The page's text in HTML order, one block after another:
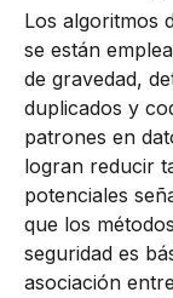
Los algoritmos
se están
de gravedad,
duplicados y
patrones en
logran reducir
potenciales
que los
seguridad es
asociación